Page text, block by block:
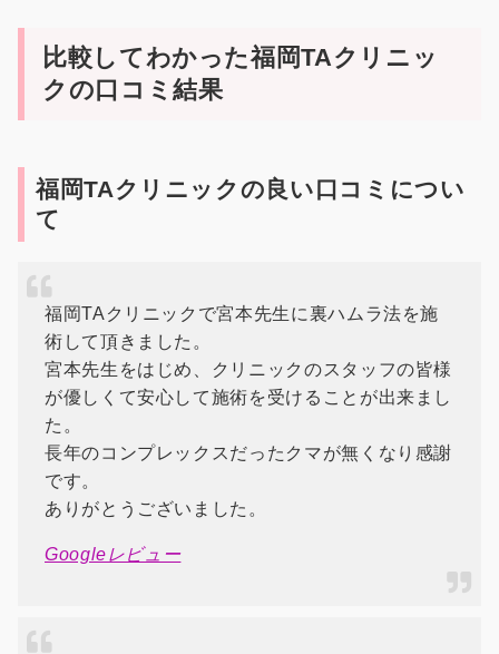
比較してわかった福岡TAクリニッ
クの口コミ結果
福岡TAクリニックの良い口コミについ
て
福岡TAクリニックで宮本先生に裏ハムラ法を施
術して頂きました。
宮本先生をはじめ、クリニックのスタッフの皆様
が優しくて安心して施術を受けることが出来まし
た。
長年のコンプレックスだったクマが無くなり感謝
です。
ありがとうございました。
Googleレビュー